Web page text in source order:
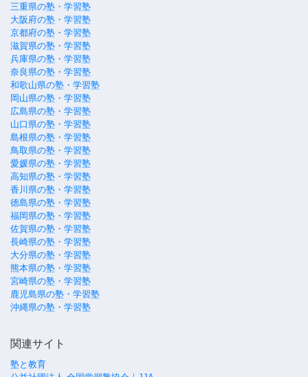
三重県の塾・学習塾
大阪府の塾・学習塾
京都府の塾・学習塾
滋賀県の塾・学習塾
兵庫県の塾・学習塾
奈良県の塾・学習塾
和歌山県の塾・学習塾
岡山県の塾・学習塾
広島県の塾・学習塾
山口県の塾・学習塾
島根県の塾・学習塾
鳥取県の塾・学習塾
愛媛県の塾・学習塾
高知県の塾・学習塾
香川県の塾・学習塾
徳島県の塾・学習塾
福岡県の塾・学習塾
佐賀県の塾・学習塾
長崎県の塾・学習塾
大分県の塾・学習塾
熊本県の塾・学習塾
宮崎県の塾・学習塾
鹿児島県の塾・学習塾
沖縄県の塾・学習塾
関連サイト
塾と教育